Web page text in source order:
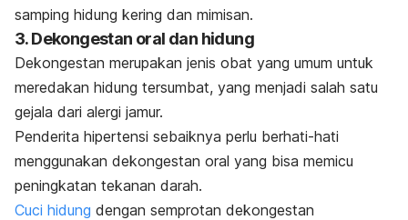
samping hidung kering dan mimisan.
3. Dekongestan oral dan hidung
Dekongestan merupakan jenis obat yang umum untuk
meredakan hidung tersumbat, yang menjadi salah satu
gejala dari alergi jamur.
Penderita hipertensi sebaiknya perlu berhati-hati
menggunakan dekongestan oral yang bisa memicu
peningkatan tekanan darah.
Cuci hidung dengan semprotan dekongestan